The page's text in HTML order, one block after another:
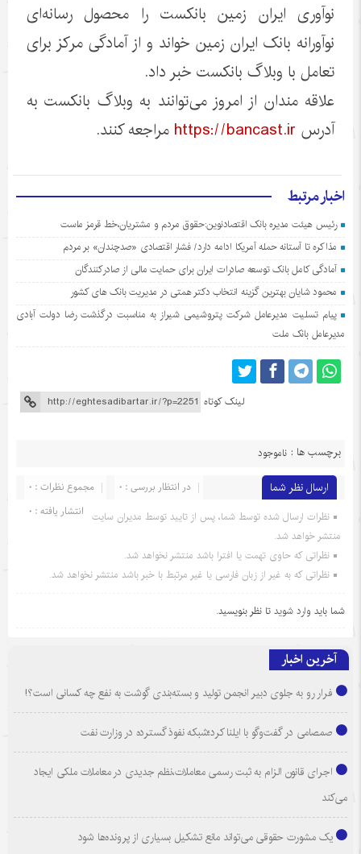
نوآوری ایران زمین بانکست را محصول رسانه‌ای
نوآورانه بانک ایران زمین خواند و از آمادگی مرکز برای
تعامل با وبلاگ بانکست خبر داد.
علاقه مندان از امروز می‌توانند به وبلاگ بانکست به
آدرس https://bancast.ir مراجعه کنند.
اخبار مرتبط
رئیس هیئت مدیره بانک اقتصادنوین:حقوق مردم و مشتریان،خط قرمز ماست
مذاکره تا آستانه حمله آمریکا ادامه دارد/ فشار اقتصادی «صدچندان» بر مردم
آمادگی کامل بانک توسعه صادرات ایران برای حمایت مالی از صادرکنندگان
محمود شایان بهترین گزینه انتخاب دکتر همتی در مدیریت بانک های کشور
پیام تسلیت مدیرعامل شرکت پتروشیمی شیراز به مناسبت درگذشت رضا دولت آبادی
مدیرعامل بانک ملت
لینک کوتاه
برچسب ها : ناموجود
ارسال نظر شما مجموع نظرات : 0
در انتظار بررسی : 0
انتشار یافته : 0 نظرات ارسال شده توسط شما، پس از تایید توسط مدیران سایت
منتشر خواهد شد.
نظراتی که حاوی تهمت یا افترا باشد منتشر نخواهد شد.
نظراتی که به غیر از زبان فارسی یا غیر مرتبط با خبر باشد منتشر نخواهد شد.
شما باید وارد شوید تا نظر بنویسید.
آخرین اخبار
فرار رو به جلوی دبیر انجمن تولید و بسته‌بندی گوشت به نفع چه کسانی است؟!
صمصامی در گفت‌وگو با ایلنا کرد؛شبکه نفوذ گسترده در وزارت نفت
اجرای قانون الزام به ثبت رسمی معاملات،نظم جدیدی در معاملات ملکی ایجاد
می‌کند
یک مشورت حقوقی می‌تواند مانع تشکیل بسیاری از پرونده‌ها شود